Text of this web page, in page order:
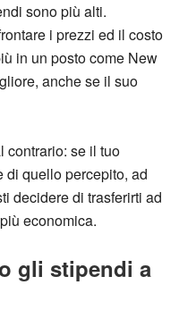
sono più alti.
i prezzi ed il costo
in un posto come New
anche se il suo
contrario: se il tuo
di quello percepito, ad
decidere di trasferirti ad
economica.
gli stipendi a